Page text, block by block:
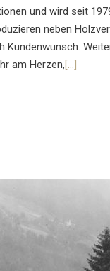
und wird seit
neben
am Herzen,[…]